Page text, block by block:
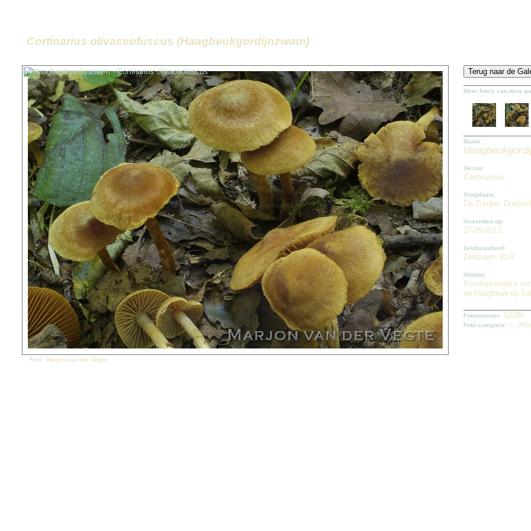
Cortinarius olivaceofuscus (Haagbeukgordijnzwam)
Foto: Marjon van der Vegte
Meer foto's van deze
Naam:
Genus:
Cortinarius
Vindplaats:
De Zumpe,
Gevonden op:
27-09-2013
Zeldzaamheid:
Zeldzaam RLR
Habitat:
Ectomycorrhiza
en Haagbeuk op
Fotonummer: 02286
Foto categorie: c.